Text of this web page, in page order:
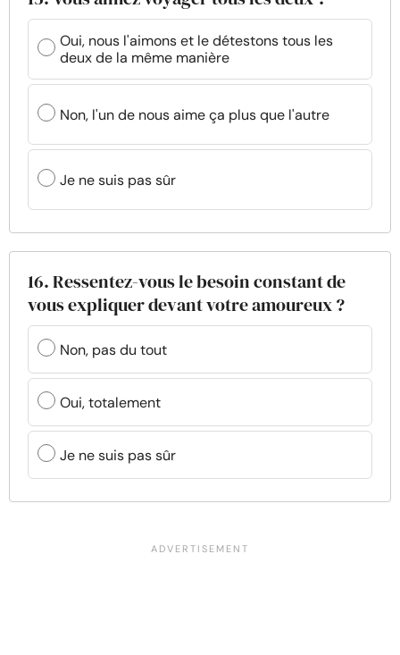
Oui, nous l'aimons et le détestons tous les
deux de la même manière
Non, l'un de nous aime ça plus que l'autre
Je ne suis pas sûr
16. Ressentez-vous le besoin constant de
vous expliquer devant votre amoureux ?
Non, pas du tout
Oui, totalement
Je ne suis pas sûr